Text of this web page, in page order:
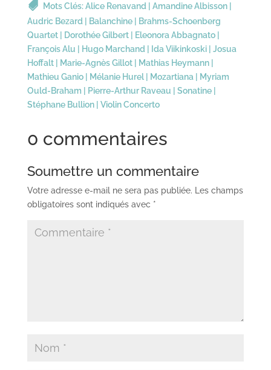
Mots Clés:Alice Renavand Amandine Albisson|
Audric Bezard| Balanchine|
Brahms-Schoenberg
Quartet| Dorothée Gilbert| Eleonora Abbagnato|
François Alu
Hugo Marchand| Ida Viikinkoski| Josua
Hoffalt| Marie-Agnès Gillot| Mathias Heymann|
Mathieu Ganio| Mélanie Hurel| Mozartiana|
Myriam
Ould-Braham
Pierre-Arthur Raveau Sonatine|
Stéphane Bullion| Violin Concerto
0 commentaires
Soumettre un commentaire
Votre adresse e-mail ne sera pas publiée. Les champs
obligatoires sont indiqués avec *